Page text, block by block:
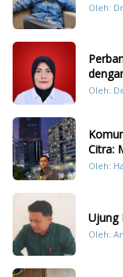
Oleh:
Oleh:
Citra:
Oleh:
Ujung
Oleh: